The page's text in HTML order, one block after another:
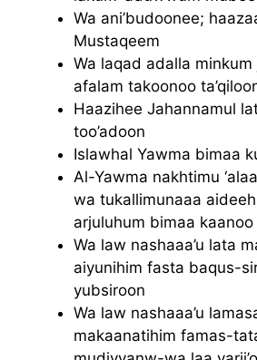
Wa ani’budoonee;
Mustaqeem
Wa laqad adalla
afalam takoonoo
Haazihee Jahannamul
too’adoon
Islawhal Yawma bimaa
Al-Yawma nakhtimu
wa tukallimunaaa
arjuluhum bimaa
Wa law nashaaa’u lata
aiyunihim fasta baqus-
yubsiroon
Wa law nashaaa’u
makaanatihim famas-